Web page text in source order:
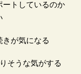
ートしているのか
きが気になる
そうな気がする